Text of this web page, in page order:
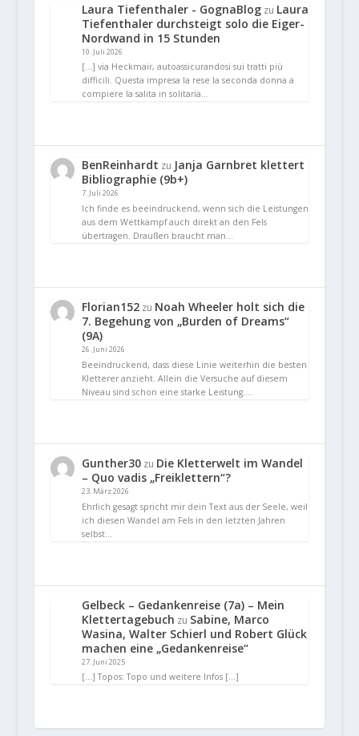
Laura Tiefenthaler - GognaBlogzu Laura
Tiefenthaler durchsteigt solo die Eiger-
Nordwand in 15 Stunden
10. Juli 2026
[…] via Heckmair, autoassicurandosi sui tratti più
difficili. Questa impresa la rese la seconda donna a
compiere la salita in solitaria…
BenReinhardt zu Janja Garnbret klettert
Bibliographie (9b+)
7. Juli 2026
Ich finde es beeindruckend, wenn sich die Leistungen
aus dem Wettkampf auch direkt an den Fels
übertragen. Draußen braucht man…
Florian152zu Noah Wheeler holt sich die
7. Begehung von „Burden of Dreams“
(9A)
26. Juni 2026
Beeindruckend, dass diese Linie weiterhin die besten
Kletterer anzieht. Allein die Versuche auf diesem
Niveau sind schon eine starke Leistung.…
Gunther30zu Die Kletterwelt im Wandel
– Quo vadis „Freiklettern“?
23. März 2026
Ehrlich gesagt spricht mir dein Text aus der Seele, weil
ich diesen Wandel am Fels in den letzten Jahren
selbst…
Gelbeck – Gedankenreise (7a) – Mein
Klettertagebuch zu Sabine, Marco
Wasina, Walter Schierl und Robert Glück
machen eine „Gedankenreise“
27. Juni 2025
[…] Topos: Topo und weitere Infos […]